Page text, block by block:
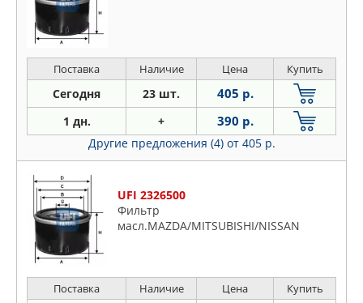
Поставка Наличие Цена Купить
Сегодня 23 шт. 405 р.
1 дн. + 390 р.
Другие предложения (4) от 405 р.
UFI 2326500
Фильтр
масл.MAZDA/MITSUBISHI/NISSAN
Поставка Наличие Цена Купить